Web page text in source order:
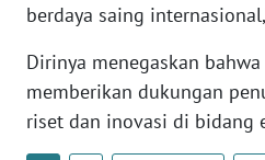
berdaya saing
Dirinya menegaskan
memberikan dukungan
riset dan inovasi di bidang
SUMBAR
WN